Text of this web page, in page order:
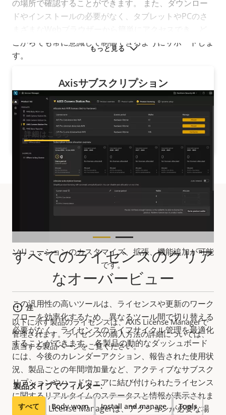
もっと見る
の場所で確認することができます。 また、ダウンロー
ドやインストールの必要がなく、タブレットやPCのさ
こからでも常に意識して制御できるようにサポートしま
す。
すべてのライセンスのクリア
なオーバービュー
この汎用性の高いツールは、ライセンスや更新のワーク
フローを効率化するため、異なるツール間で切り替える
必要がなく、ライセンスのライフサイクル管理を最適化
することができます。 各製品の動的なダッシュボード
には、今後のカレンダーアクション、報告された使用状
況、製品ごとの年間増加量など、アクティブなサブスク
リプションやハードウェアに結び付けられたライセンス
に関するリアルタイムのステータスと情報が表示されま
す。 AXIS License Managerは、アクションが必要な場
Axisサブスクリプション
継続的に更新され、サポートされるソフトウェア
をお楽しみください
詳細はこちら
互換性のある製品
ソリューションのカスタマイズ、拡張、機能追加が可能
です。
注
以下に示す製品のライセンスは、AXIS License Managerで
管理されます。ライセンスの購入方法の詳細については、
該当する製品ページをご覧ください。
製品タイプでフィルター:
すべて Body worn Install and manage Tools